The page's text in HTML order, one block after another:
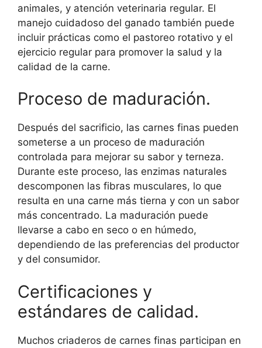
animales, y atención veterinaria regular. El
manejo cuidadoso del ganado también puede
incluir prácticas como el pastoreo rotativo y el
ejercicio regular para promover la salud y la
calidad de la carne.
Proceso de maduración.
Después del sacrificio, las carnes finas pueden
someterse a un proceso de maduración
controlada para mejorar su sabor y terneza.
Durante este proceso, las enzimas naturales
descomponen las fibras musculares, lo que
resulta en una carne más tierna y con un sabor
más concentrado. La maduración puede
llevarse a cabo en seco o en húmedo,
dependiendo de las preferencias del productor
y del consumidor.
Certificaciones y
estándares de calidad.
Muchos criaderos de carnes finas participan en